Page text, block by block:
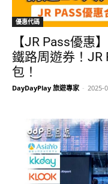
優惠代碼
【JR Pass優惠
鐵路周遊券！JR
包！
DayDayPlay 旅遊專家 - 2025-